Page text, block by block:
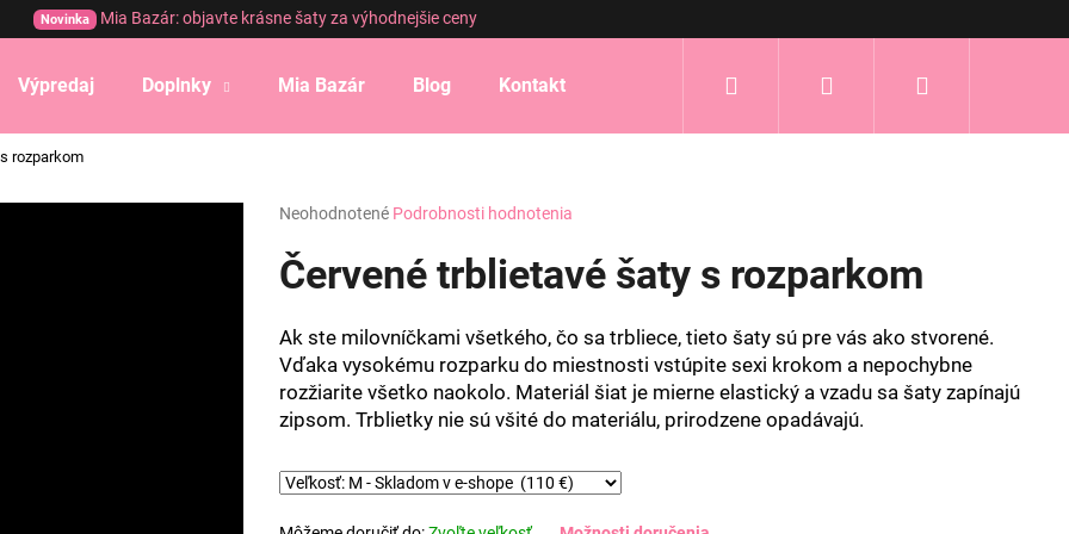
Novinka Mia Bazár: objavte krásne šaty za výhodnejšie ceny
Výpredaj Doplnky Mia Bazár Blog Kontakt Prihlásenie
rozparkom
Priemerné
produktu
je
5
hviezdičiek.
Neohodnotené Podrobnosti hodnotenia
Červené trblietavé šaty s rozparkom
Ak ste milovníčkami všetkého, čo sa trbliece, tieto šaty sú pre vás ako stvorené.
Vďaka vysokému rozparku do miestnosti vstúpite sexi krokom a nepochybne
rozžiarite všetko naokolo. Materiál šiat je mierne elastický a vzadu sa šaty zapínajú
zipsom. Trblietky nie sú všité do materiálu, prirodzene opadávajú.
Čo potrebujete nájsť?
HĽADAŤ